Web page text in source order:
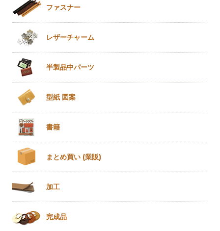
ファスナー
レザーチャーム
半製品中パーツ
型紙 図案
書籍
まとめ買い (業販)
加工
完成品